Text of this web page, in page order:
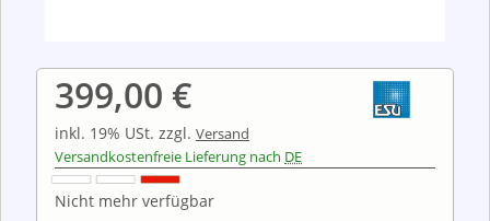
399,00 €
inkl. 19% USt. zzgl. Versand
Versandkostenfreie Lieferung nach DE
Nicht mehr verfügbar